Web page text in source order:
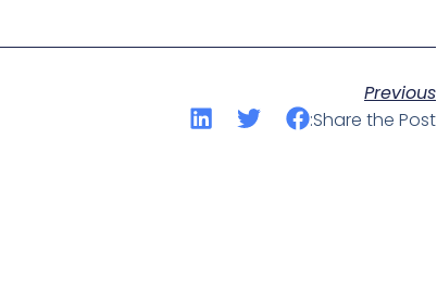
Previous
Share the Post: